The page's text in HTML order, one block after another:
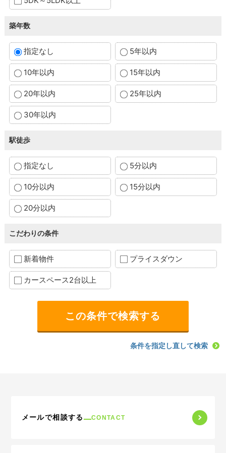
築年数
指定なし 5年以内
10年以内 15年以内
20年以内 25年以内
30年以内
駅徒歩
指定なし 5分以内
10分以内 15分以内
20分以内
こだわりの条件
新着物件 プライスダウン
カースペース2台以上
条件を指定し直して検索
メールで相談する CONTACT